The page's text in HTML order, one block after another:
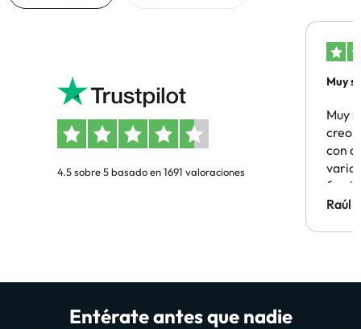
4.5 sobre 5 basado en 1691 valoraciones
Muy
Muy
creo
con
Hotel
Raúl
Entérate antes que nadie